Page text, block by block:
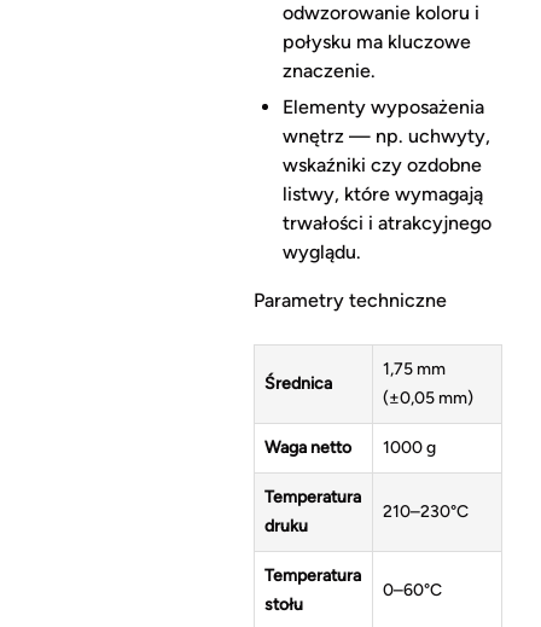
odwzorowanie koloru i
połysku ma kluczowe
znaczenie.
Elementy wyposażenia
wnętrz — np. uchwyty,
wskaźniki czy ozdobne
listwy, które wymagają
trwałości i atrakcyjnego
wyglądu.
Parametry techniczne
Średnica
1,75 mm
(±0,05 mm)
Waga netto 1000 g
Temperatura
druku
210–230°C
Temperatura
stołu
0–60°C